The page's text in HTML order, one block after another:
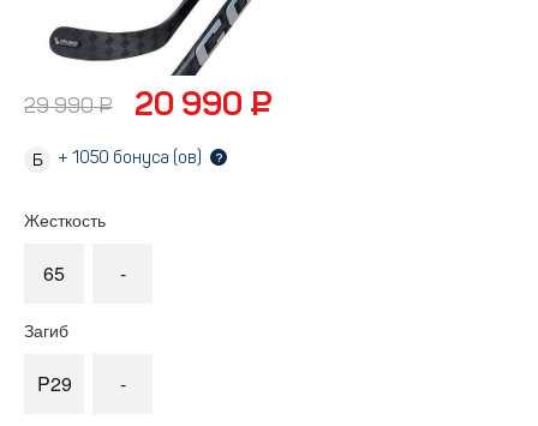
29 990 ₽ 20 990 ₽
+ 1050 бонуса (ов) ?
Жесткость
65 -
Загиб
P29 -